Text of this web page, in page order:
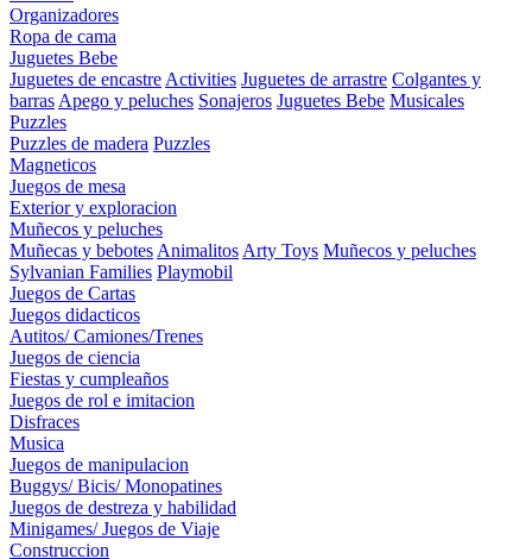
Organizadores
Ropa de cama
Juguetes Bebe
Juguetes de encastre Activities Juguetes de arrastre Colgantes y
barras Apego y peluches Sonajeros Juguetes Bebe Musicales
Puzzles
Puzzles de madera Puzzles
Magneticos
Juegos de mesa
Exterior y exploracion
Muñecos y peluches
Muñecas y bebotes Animalitos Arty Toys Muñecos y peluches
Sylvanian Families Playmobil
Juegos de Cartas
Juegos didacticos
Autitos/ Camiones/Trenes
Juegos de ciencia
Fiestas y cumpleaños
Juegos de rol e imitacion
Disfraces
Musica
Juegos de manipulacion
Buggys/ Bicis/ Monopatines
Juegos de destreza y habilidad
Minigames/ Juegos de Viaje
Construccion